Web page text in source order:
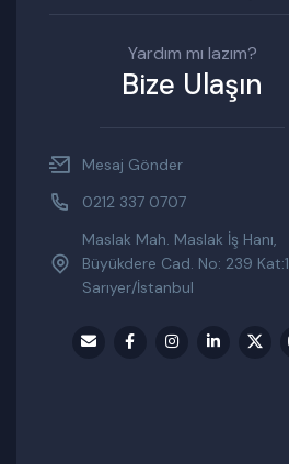
Yardım mı lazım?
Bize Ulaşın
Mesaj Gönder
0212 337 0707
Maslak Mah. Maslak İş Hanı,
Büyükdere Cad. No: 239 Kat:1
Sarıyer/İstanbul